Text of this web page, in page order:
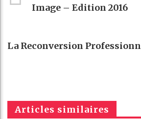
Image – Edition 2016
La Reconversion
Articles similaires